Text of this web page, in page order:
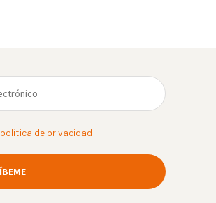
política de privacidad